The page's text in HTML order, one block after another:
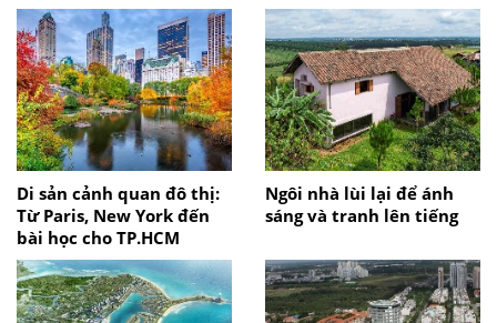
Di sản cảnh quan đô thị:
Từ Paris, New York đến
bài học cho TP.HCM
Ngôi nhà lùi lại để ánh
sáng và tranh lên tiếng